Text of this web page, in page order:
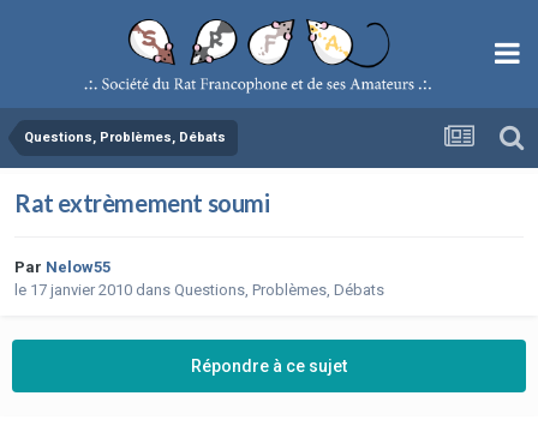
Questions, Problèmes, Débats
Rat extrèmement soumi
Par Nelow55
le 17 janvier 2010 dans Questions, Problèmes, Débats
Répondre à ce sujet